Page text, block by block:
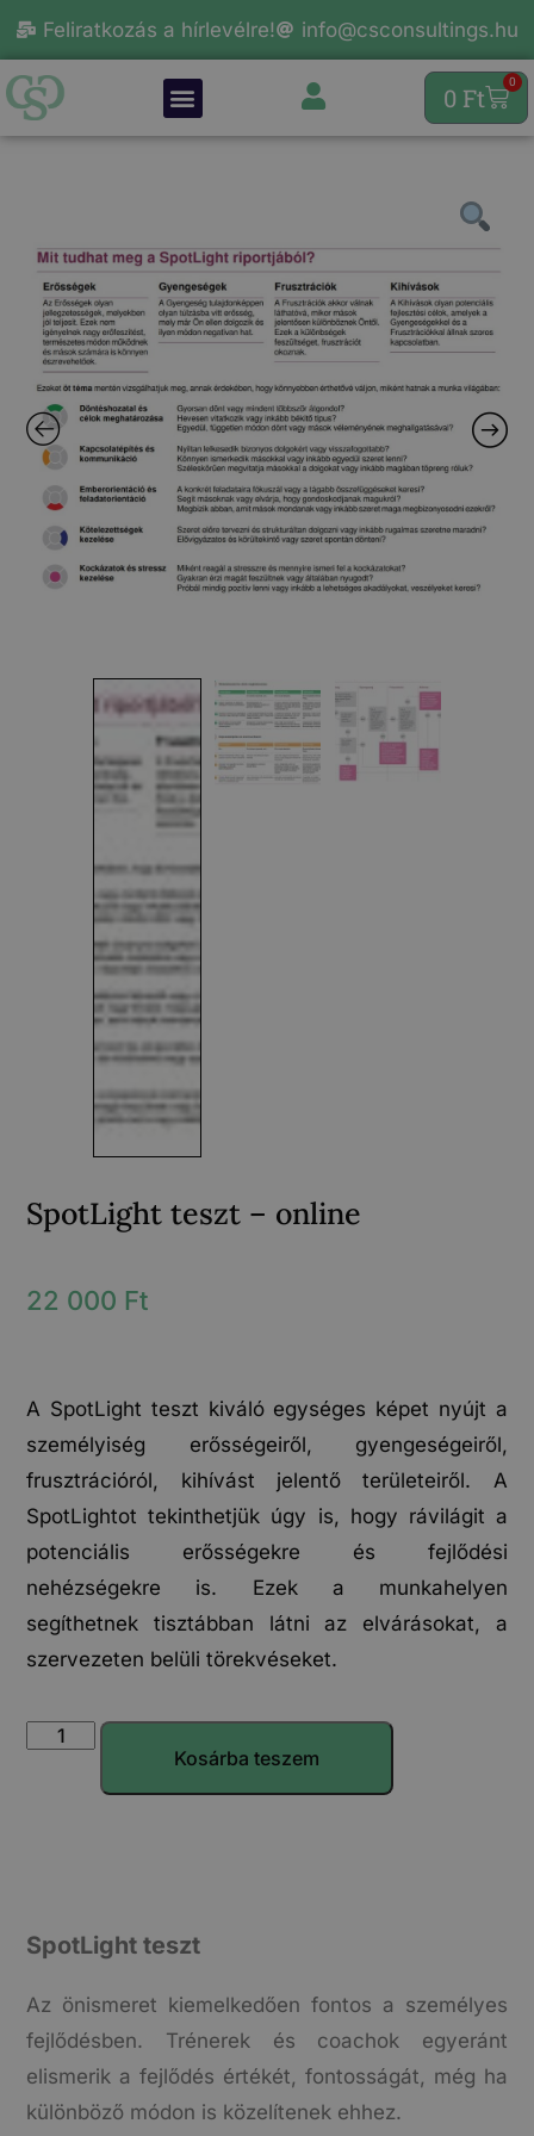
Feliratkozás a hírlevélre! info@csconsultings.hu
0 Ft
0
SpotLight teszt – online
22 000 Ft
A SpotLight teszt kiváló egységes képet nyújt a
személyiség erősségeiről, gyengeségeiről,
frusztrációról, kihívást jelentő területeiről. A
SpotLightot tekinthetjük úgy is, hogy rávilágit a
potenciális erősségekre és fejlődési
nehézségekre is. Ezek a munkahelyen
segíthetnek tisztábban látni az elvárásokat, a
szervezeten belüli törekvéseket.
Kosárba teszem
SpotLight teszt
Az önismeret kiemelkedően fontos a személyes
fejlődésben. Trénerek és coachok egyeránt
elismerik a fejlődés értékét, fontosságát, még ha
különböző módon is közelítenek ehhez.